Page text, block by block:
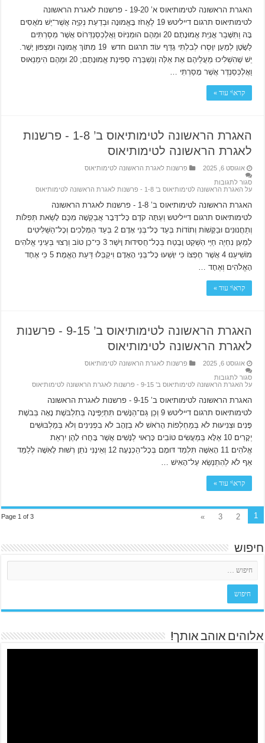
האגרת הראשונה לטימותיאוס א’ 19-20 ‫- פרשנות לאגרת הראשונה
לטימותיאוס תרגום דייליטש 19 לֶאֱחֹז בָּאֱמוּנָה וּבְדַעַת נְקִיָּה אֲשֶׁר־יֵשׁ מֹאֲסִים
בָּהּ וַתִּשָּׁבֵר אֳנִיַּת אֱמוּנָתָם׃ 20 וּמֵהֶם הוּמְנִיּוֹס וַאֲלֶכְסַנְדְּרוֹס אֲשֶׁר מְסַרְתִּים
לַשָׂטָן לְמַעַן יִוָּסְרוּ לְבִלְתִּי גַדֵּף עוֹד׃ תרגום חדש 19 מִתּוֹךְ אֱמוּנָה וּמַצְפּוּן יָשָׁר.
יֵשׁ שֶׁהִשְׁלִיכוּ מֵעֲלֵיהֶם אֶת אֵלֶּה וְנִשְׁבְּרָה סְפִינַת אֱמוּנָתָם; 20 וּמֵהֶם הִימֵנֵאוּס
וַאֲלֶכְּסַנְדֶּר אֲשֶׁר מָסַרְתִּי …
קרא\י עוד »
האגרת הראשונה לטימותיאוס ב’ 1-8 ‫- פרשנות
לאגרת הראשונה לטימותיאוס
אוגוסט 6, 2025
פרשנות לאגרת הראשונה לטימותיאוס
סגור לתגובות
על האגרת הראשונה לטימותיאוס ב’ 1-8 ‫- פרשנות לאגרת הראשונה לטימותיאוס
האגרת הראשונה לטימותיאוס ב’ 1-8 ‫- פרשנות לאגרת הראשונה
לטימותיאוס תרגום דייליטש וְעַתָּה קֹדֶם כָּל־דָּבָר אֲבַקְשָׁה מִכֶּם לָשֵׂאת תְּפִלּוֹת
וְתַחֲנוּנִים וּבַקָּשׁוֹת וְתוֹדוֹת בְּעַד כָּל־בְּנֵי אָדָם׃ 2 בְּעַד הַמְּלָכִים וְכָל־הַשַּׁלִּיטִים
לְמַעַן נִחְיֶה חַיֵּי הַשְׁקֵט וָבֶטַח בְּכָל־חֲסִידוּת וָישֶׁר׃ 3 כִּי־כֵן טוֹב וְרָצוּי בְּעֵינֵי אֱלֹהִים
מוֹשִׁיעֵנוּ׃ 4 אֲשֶׁר חֶפְצוֹ כִּי יִוָּשְׁעוּ כָּל־בְּנֵי הָאָדָם וִיקַבְּלוּ דַּעַת הָאֱמֶת׃ 5 כִּי אֶחָד
הָאֱלֹהִים וְאֶחָד …
קרא\י עוד »
האגרת הראשונה לטימותיאוס ב’ 9-15 ‫- פרשנות
לאגרת הראשונה לטימותיאוס
אוגוסט 6, 2025
פרשנות לאגרת הראשונה לטימותיאוס
סגור לתגובות
על האגרת הראשונה לטימותיאוס ב’ 9-15 ‫- פרשנות לאגרת הראשונה לטימותיאוס
האגרת הראשונה לטימותיאוס ב’ 9-15 ‫- פרשנות לאגרת הראשונה
לטימותיאוס תרגום דייליטש 9 וְכֵן גַּם־הַנָּשִׁים תִּתְיַפֶּינָה בְּתִלְבּשֶׁת נָאָה בְּבשֶׁת
פָּנִים וּצְנִיעוּת לֹא בְּמַחְלְפוֹת הָרֹאשׁ לֹא בְזָהָב לֹא בִפְנִינִים וְלֹא בְּמַלְבּוּשִׁים
יְקָרִים׃ 10 אֶלָּא בְּמַעֲשִׂים טוֹבִים כָּרָאוּי לַנָּשִׁים אֲשֶׁר בָּחֲרוּ לָהֶן יִרְאַת
אֱלֹהִים׃ 11 הָאִשָּׁה תִּלְמַד דּוּמָם בְּכָל־הַכְנָעָה׃ 12 וְאֵינֶנִּי נֹתֵן רְשׁוּת לָאִשָּׁה לְלַמֵּד
אַף לֹא לְהִתְנַשֵׂא עַל־הָאִישׁ …
קרא\י עוד »
Page 1 of 3 1
2
3
»
חיפוש
אלוהים אוהב אותך!